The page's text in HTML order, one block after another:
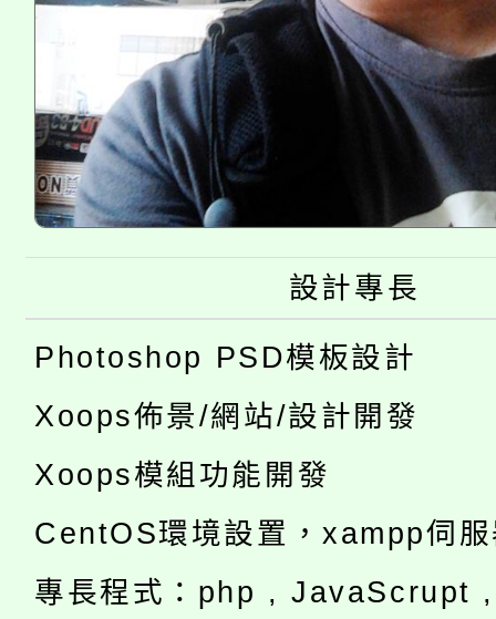
設計專長
Photoshop PSD模板設計
Xoops佈景/網站/設計開發
Xoops模組功能開發
CentOS環境設置，xampp伺
專長程式：php , JavaScrupt